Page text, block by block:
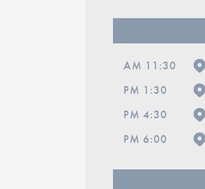
AM 11:30
PM 1:30
PM 4:30
PM 6:00